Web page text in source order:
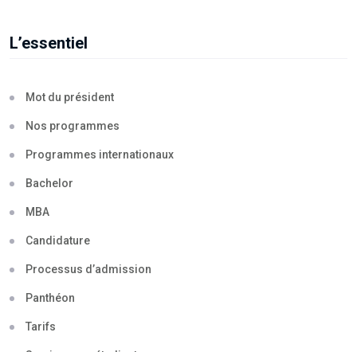
L’essentiel
Mot du président
Nos programmes
Programmes internationaux
Bachelor
MBA
Candidature
Processus d’admission
Panthéon
Tarifs